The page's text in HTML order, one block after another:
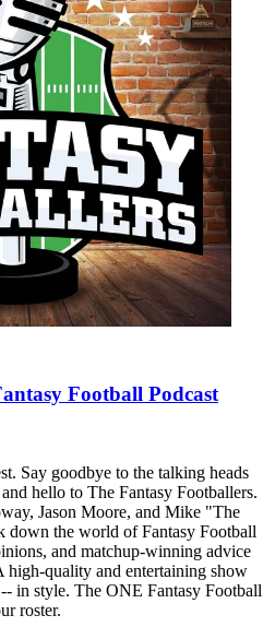
Football Podcast
Say goodbye to the talking heads
hello to The Fantasy Footballers.
Jason Moore, and Mike "The
down the world of Fantasy Football
and matchup-winning advice
high-quality and entertaining show
in style. The ONE Fantasy Football
roster.